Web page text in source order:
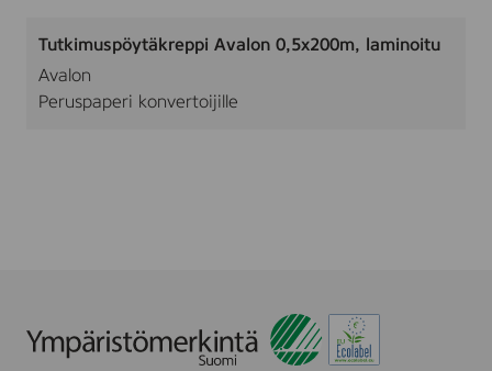
Tutkimuspöytäkreppi Avalon 0,5x200m, laminoitu
Avalon
Peruspaperi konvertoijille